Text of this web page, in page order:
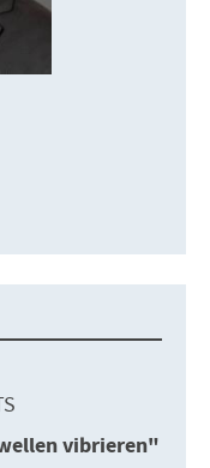
vibrieren"